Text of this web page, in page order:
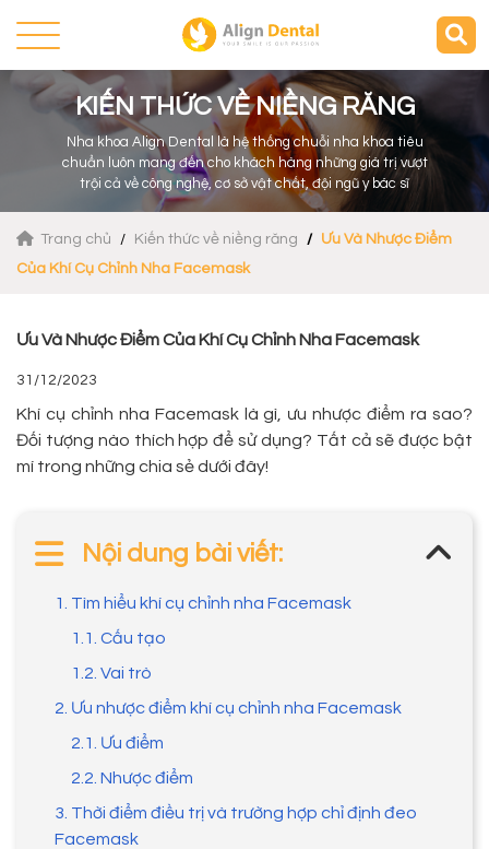
KIẾN THỨC VỀ NIỀNG RĂNG
Nha khoa Align Dental là hệ thống chuỗi nha khoa tiêu
chuẩn luôn mang đến cho khách hàng những giá trị vượt
trội cả về công nghệ, cơ sở vật chất, đội ngũ y bác sĩ
Trang chủ Kiến thức về niềng răng
Ưu Và Nhược Điểm
Của Khí Cụ Chỉnh Nha Facemask
Ưu Và Nhược Điểm Của Khí Cụ Chỉnh Nha Facemask
31/12/2023
Khí cụ chỉnh nha Facemask là gì, ưu nhược điểm ra sao?
Đối tượng nào thích hợp để sử dụng? Tất cả sẽ được bật
mí trong những chia sẻ dưới đây!
Nội dung bài viết:
1. Tìm hiểu khí cụ chỉnh nha Facemask
1.1. Cấu tạo
1.2. Vai trò
2. Ưu nhược điểm khí cụ chỉnh nha Facemask
2.1. Ưu điểm
2.2. Nhược điểm
3. Thời điểm điều trị và trường hợp chỉ định đeo
Facemask